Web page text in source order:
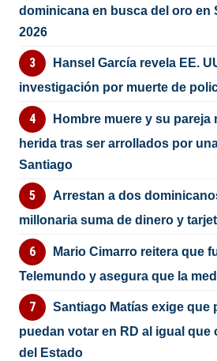
dominicana en busca del oro en
2026
Hansel García revela EE.
investigación por muerte de
Hombre muere y su pareja
herida tras ser arrollados por
Santiago
Arrestan a dos
millonaria suma de dinero y
Mario Cimarro reitera que
Telemundo y asegura que la
Santiago Matías exige que
puedan votar en RD al igual que
del Estado